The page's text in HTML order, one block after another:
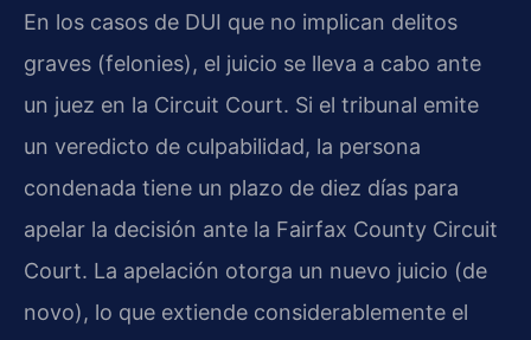
En los casos de DUI que no implican delitos
graves (felonies), el juicio se lleva a cabo ante
un juez en la Circuit Court. Si el tribunal emite
un veredicto de culpabilidad, la persona
condenada tiene un plazo de diez días para
apelar la decisión ante la Fairfax County Circuit
Court. La apelación otorga un nuevo juicio (de
novo), lo que extiende considerablemente el